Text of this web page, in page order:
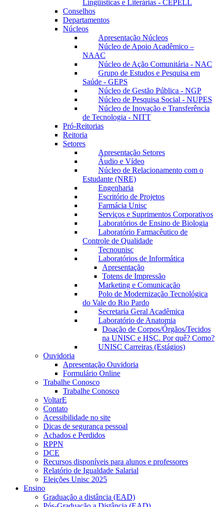
Lingüísticas e Literárias - CEPELL
Conselhos
Departamentos
Núcleos
Apresentação Núcleos
Núcleo de Apoio Acadêmico –
NAAC
Núcleo de Ação Comunitária - NAC
Grupo de Estudos e Pesquisa em
Saúde - GEPS
Núcleo de Gestão Pública - NGP
Núcleo de Pesquisa Social - NUPES
Núcleo de Inovação e Transferência
de Tecnologia - NITT
Pró-Reitorias
Reitoria
Setores
Apresentação Setores
Áudio e Vídeo
Núcleo de Relacionamento com o
Estudante (NRE)
Engenharia
Escritório de Projetos
Farmácia Unisc
Serviços e Suprimentos Corporativos
Laboratórios de Ensino de Biologia
Laboratório Farmacêutico de
Controle de Qualidade
Tecnounisc
Laboratórios de Informática
Apresentação
Totens de Impressão
Marketing e Comunicação
Polo de Modernização Tecnológica
do Vale do Rio Pardo
Secretaria Geral Acadêmica
Laboratório de Anatomia
Doação de Corpos/Órgãos/Tecidos
na UNISC e HSC. Por quê? Como?
UNISC Carreiras (Estágios)
Ouvidoria
Apresentação Ouvidoria
Formulário Online
Trabalhe Conosco
Trabalhe Conosco
VoltarE
Contato
Acessibilidade no site
Dicas de segurança pessoal
Achados e Perdidos
RPPN
DCE
Recursos disponíveis para alunos e professores
Relatório de Igualdade Salarial
Eleições Unisc 2025
Ensino
Graduação a distância (EAD)